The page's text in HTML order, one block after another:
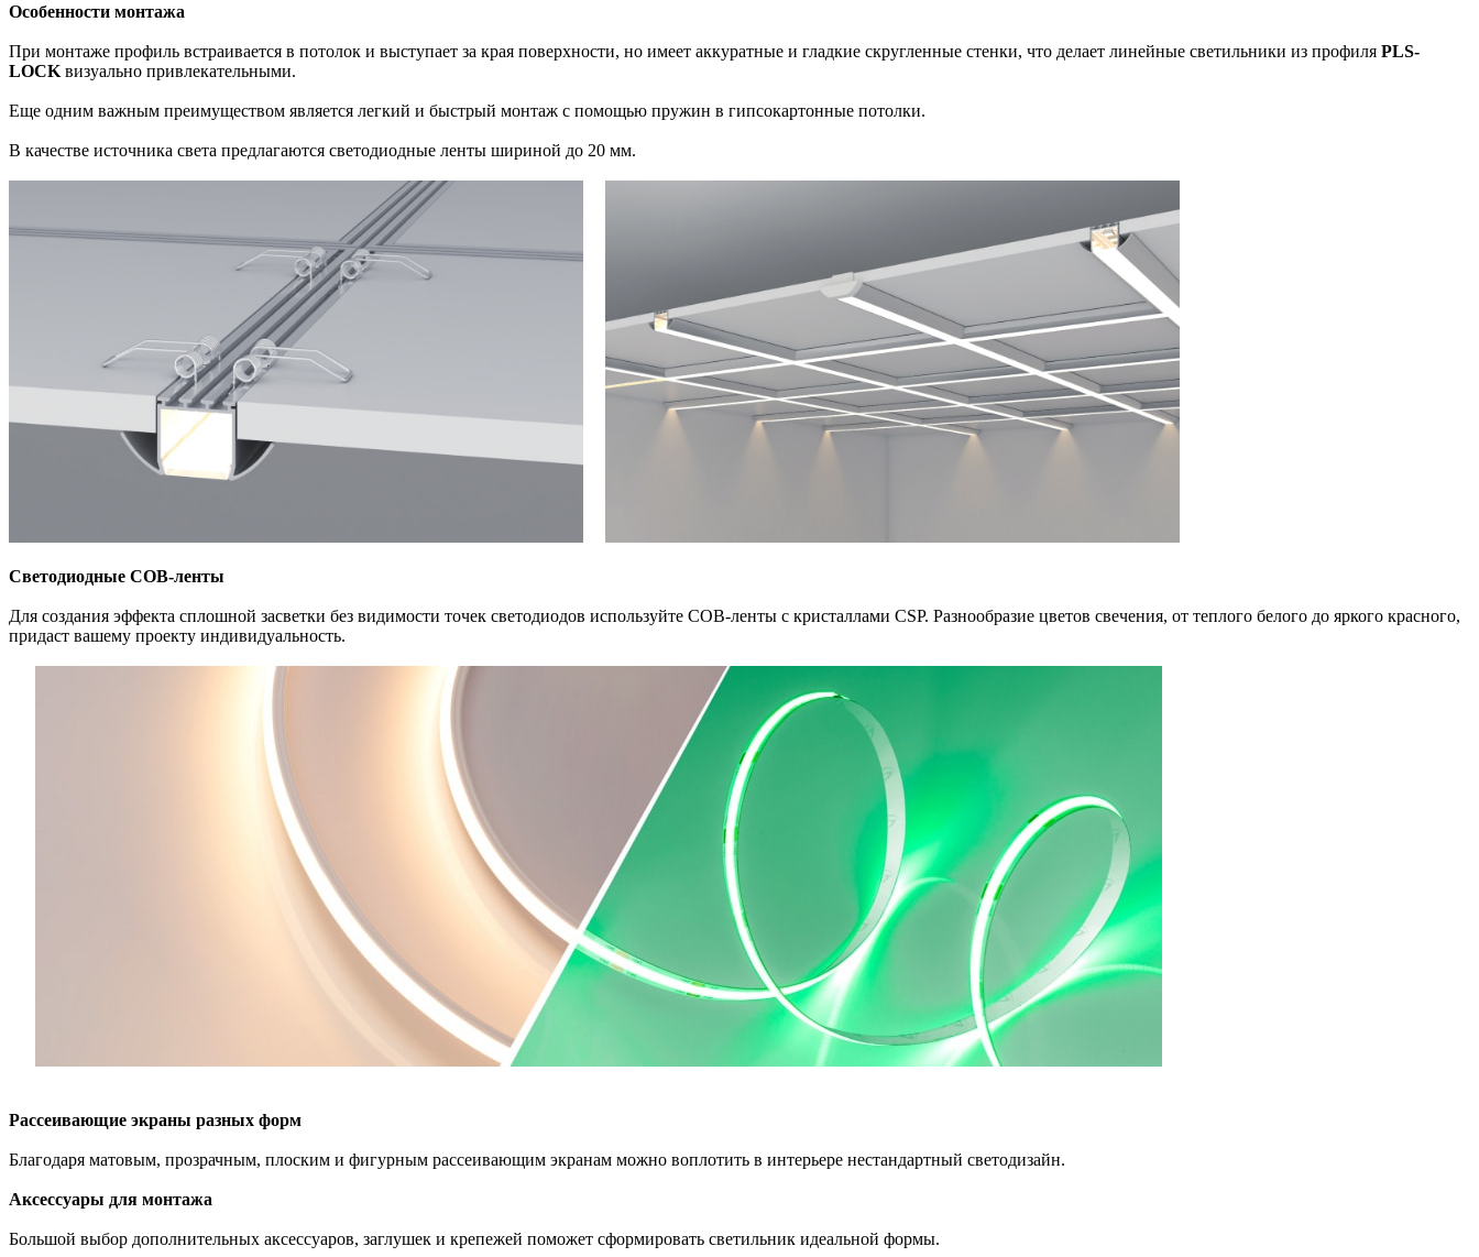
Особенности монтажа
При монтаже профиль встраивается в потолок и выступает за края поверхности, но имеет аккуратные и гладкие скругленные стенки, что делает линейные светильники из профиля PLS-
LOCK визуально привлекательными.
Еще одним важным преимуществом является легкий и быстрый монтаж с помощью пружин в гипсокартонные потолки.
В качестве источника света предлагаются светодиодные ленты шириной до 20 мм.
Светодиодные СОВ-ленты
Для создания эффекта сплошной засветки без видимости точек светодиодов используйте СОВ-ленты с кристаллами CSP. Разнообразие цветов свечения, от теплого белого до яркого красного,
придаст вашему проекту индивидуальность.
Рассеивающие экраны разных форм
Благодаря матовым, прозрачным, плоским и фигурным рассеивающим экранам можно воплотить в интерьере нестандартный светодизайн.
Аксессуары для монтажа
Большой выбор дополнительных аксессуаров, заглушек и крепежей поможет сформировать светильник идеальной формы.